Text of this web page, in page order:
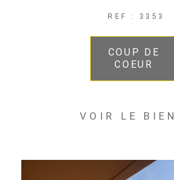
REF : 3353
COUP DE
COEUR
VOIR LE BIEN